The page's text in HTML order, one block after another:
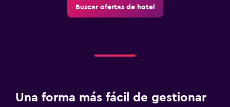
Buscar ofertas de hotel
Una forma más fácil de gestionar